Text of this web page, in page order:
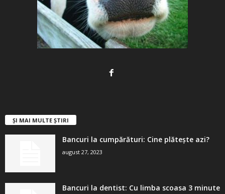
ȘI MAI MULTE ȘTIRI
Bancuri la cumpărături: Cine plătește azi?
august 27, 2023
Bancuri la dentist: Cu limba scoasa 3 minute